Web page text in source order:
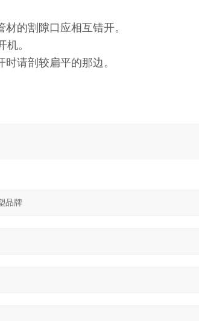
的割隙口应相互错开。
机。
请剖较扁平的那边。